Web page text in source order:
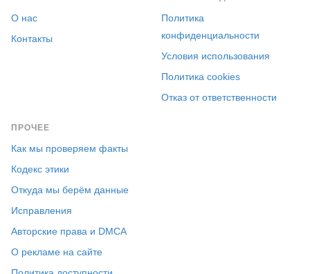
О нас
Контакты
Политика
конфиденциальности
Условия использования
Политика cookies
Отказ от ответственности
ПРОЧЕЕ
Как мы проверяем факты
Кодекс этики
Откуда мы берём данные
Исправления
Авторские права и DMCA
О рекламе на сайте